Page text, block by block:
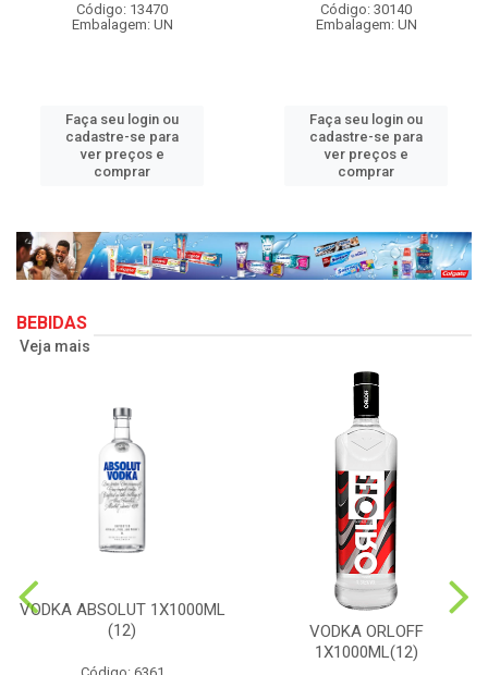
Código: 13470
Embalagem: UN
Faça seu login ou
cadastre-se para
ver preços e
comprar
Código: 30140
Embalagem: UN
Faça seu login ou
cadastre-se para
ver preços e
comprar
BEBIDAS
Veja mais
VODKA ABSOLUT 1X1000ML
(12)
VODKA ORLOFF
1X1000ML(12)